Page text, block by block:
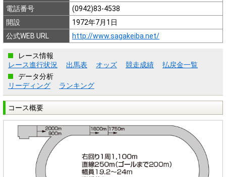
電話番号
(0942)83-4538
開設
1972年7月1日
公式WEB URL
http://www.sagakeiba.net/
レース情報
レース進行状況
出馬表 オッズ 競走成績
払戻金一覧
データ分析
リーディング
ランキング
コース概要